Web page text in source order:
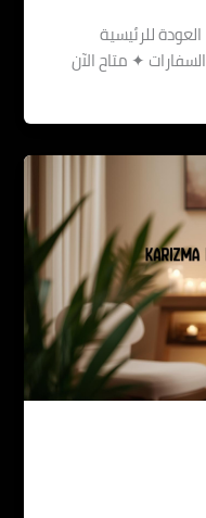
مساج 📞 0576809243 ← العودة للرئيسية
✦ متاح الآن